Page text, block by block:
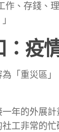
作、存錢、
：疫
「重災區」
年的外展
工非常的